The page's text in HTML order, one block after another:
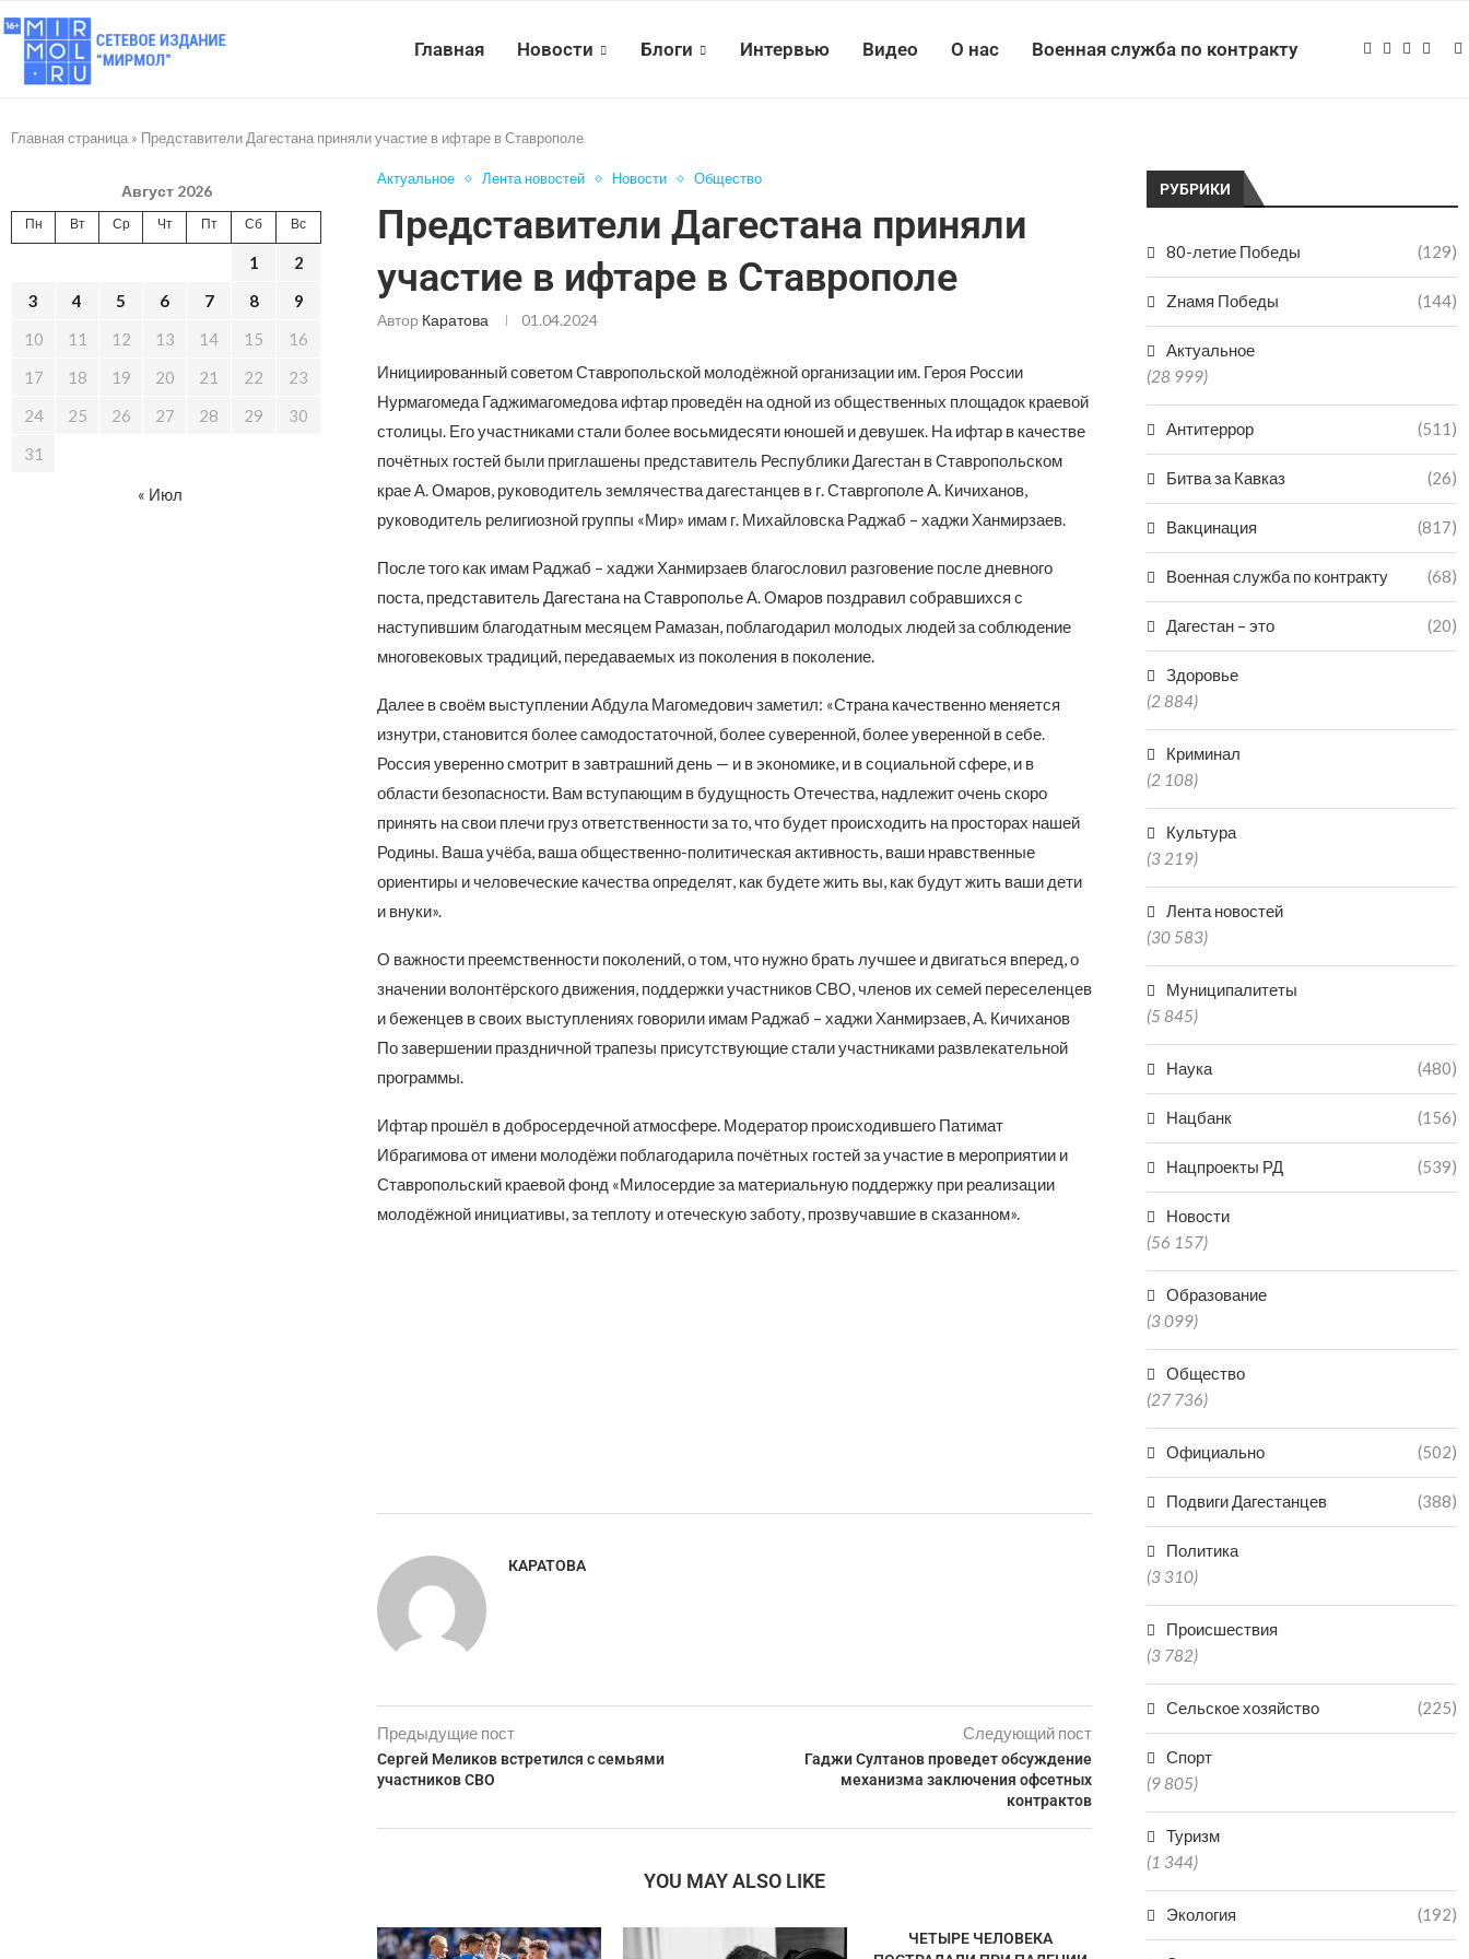
Главная Новости Блоги Интервью Видео О нас Военная служба по контракту
Главная страница » Представители Дагестана приняли участие в ифтаре в Ставрополе
Актуальное Лента новостей Новости Общество
Представители Дагестана приняли
участие в ифтаре в Ставрополе
Автор Каратова 01.04.2024
Инициированный советом Ставропольской молодёжной организации им. Героя России
Нурмагомеда Гаджимагомедова ифтар проведён на одной из общественных площадок краевой
столицы. Его участниками стали более восьмидесяти юношей и девушек. На ифтар в качестве
почётных гостей были приглашены представитель Республики Дагестан в Ставропольском
крае А. Омаров, руководитель землячества дагестанцев в г. Ставргополе А. Кичиханов,
руководитель религиозной группы «Мир» имам г. Михайловска Раджаб – хаджи Ханмирзаев.
После того как имам Раджаб – хаджи Ханмирзаев благословил разговение после дневного
поста, представитель Дагестана на Ставрополье А. Омаров поздравил собравшихся с
наступившим благодатным месяцем Рамазан, поблагодарил молодых людей за соблюдение
многовековых традиций, передаваемых из поколения в поколение.
Далее в своём выступлении Абдула Магомедович заметил: «Страна качественно меняется
изнутри, становится более самодостаточной, более суверенной, более уверенной в себе.
Россия уверенно смотрит в завтрашний день — и в экономике, и в социальной сфере, и в
области безопасности. Вам вступающим в будущность Отечества, надлежит очень скоро
принять на свои плечи груз ответственности за то, что будет происходить на просторах нашей
Родины. Ваша учёба, ваша общественно-политическая активность, ваши нравственные
ориентиры и человеческие качества определят, как будете жить вы, как будут жить ваши дети
и внуки».
О важности преемственности поколений, о том, что нужно брать лучшее и двигаться вперед, о
значении волонтёрского движения, поддержки участников СВО, членов их семей переселенцев
и беженцев в своих выступлениях говорили имам Раджаб – хаджи Ханмирзаев, А. Кичиханов
По завершении праздничной трапезы присутствующие стали участниками развлекательной
программы.
Ифтар прошёл в добросердечной атмосфере. Модератор происходившего Патимат
Ибрагимова от имени молодёжи поблагодарила почётных гостей за участие в мероприятии и
Ставропольский краевой фонд «Милосердие за материальную поддержку при реализации
молодёжной инициативы, за теплоту и отеческую заботу, прозвучавшие в сказанном».
КАРАТОВА
Предыдущие пост
Сергей Меликов встретился с семьями
участников СВО
Следующий пост
Гаджи Султанов проведет обсуждение
механизма заключения офсетных
контрактов
YOU MAY ALSO LIKE
ЧЕТЫРЕ ЧЕЛОВЕКА
В ВОСКРЕСЕНЬЕ ДВИЖЕНИЕ
МУЖЧИНА
РУБРИКИ
80-летие Победы (129)
Zнамя Победы (144)
Актуальное
(28 999)
Антитеррор (511)
Битва за Кавказ (26)
Вакцинация (817)
Военная служба по контракту (68)
Дагестан – это (20)
Здоровье
(2 884)
Криминал
(2 108)
Культура
(3 219)
Лента новостей
(30 583)
Муниципалитеты
(5 845)
Наука (480)
Нацбанк (156)
Нацпроекты РД (539)
Новости
(56 157)
Образование
(3 099)
Общество
(27 736)
Официально (502)
Подвиги Дагестанцев (388)
Политика
(3 310)
Происшествия
(3 782)
Сельское хозяйство (225)
Спорт
(9 805)
Туризм
(1 344)
Экология (192)
Август 2026
Пн Вт Ср Чт Пт Сб Вс
1
2
3
4 5 6 7 8
9
10
11 12 13 14 15
16
17
18 19 20 21 22
23
24
25 26 27 28 29
30
31
« Июл